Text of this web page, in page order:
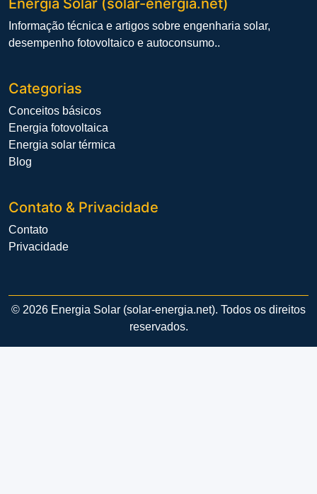
Energia Solar (solar-energia.net)
Informação técnica e artigos sobre engenharia solar,
desempenho fotovoltaico e autoconsumo..
Categorias
Conceitos básicos
Energia fotovoltaica
Energia solar térmica
Blog
Contato & Privacidade
Contato
Privacidade
© 2026 Energia Solar (solar-energia.net). Todos os direitos
reservados.